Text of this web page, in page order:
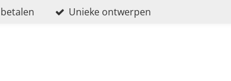
Unieke ontwerpen